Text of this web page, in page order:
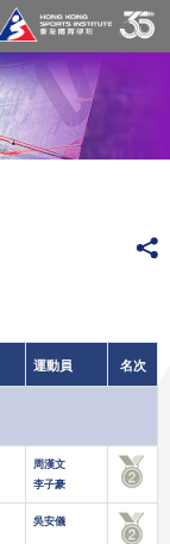
運動員 名次
周漢文
李子豪
吳安儀